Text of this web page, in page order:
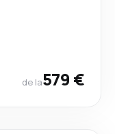
de la579 €